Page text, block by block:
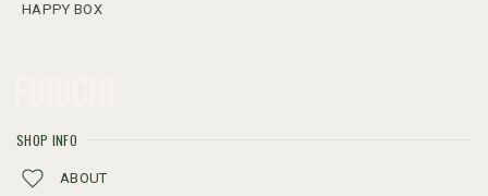
HAPPY BOX
SHOP INFO
ABOUT